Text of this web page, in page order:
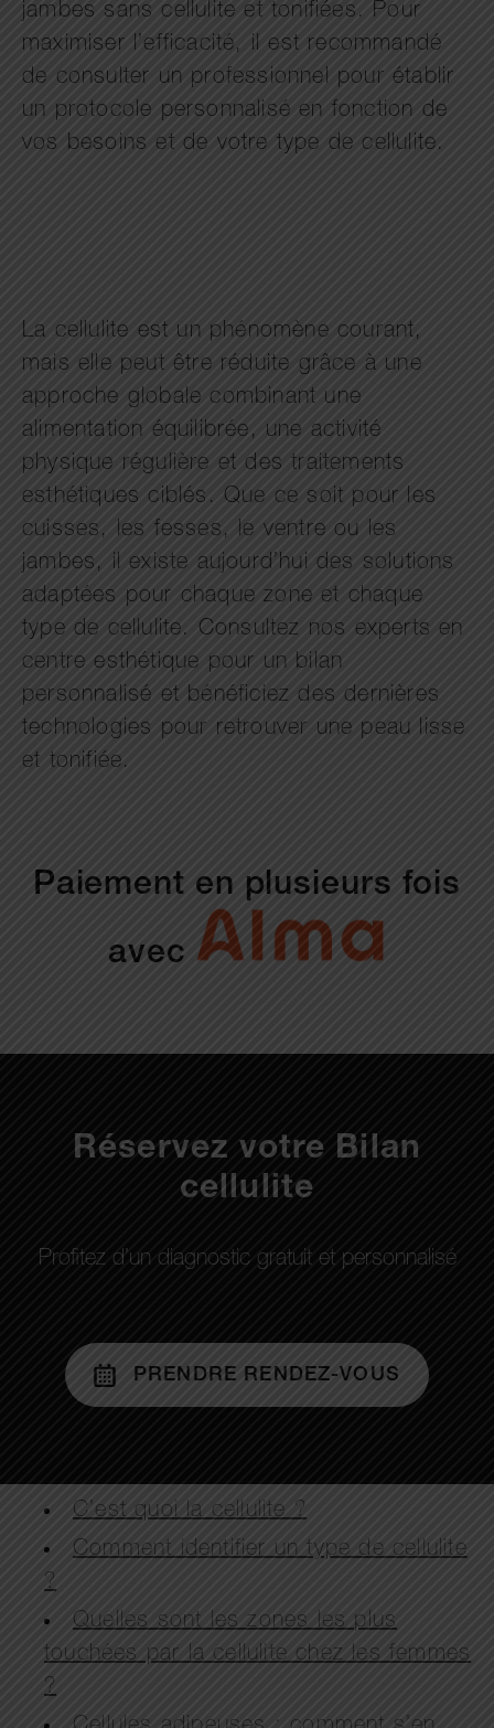
jambes sans cellulite et tonifiées. Pour
maximiser l’efficacité, il est recommandé
de consulter un professionnel pour établir
un protocole personnalisé en fonction de
vos besoins et de votre type de cellulite.
La cellulite est un phénomène courant,
mais elle peut être réduite grâce à une
approche globale combinant une
alimentation équilibrée, une activité
physique régulière et des traitements
esthétiques ciblés. Que ce soit pour les
cuisses, les fesses, le ventre ou les
jambes, il existe aujourd’hui des solutions
adaptées pour chaque zone et chaque
type de cellulite. Consultez nos experts en
centre esthétique pour un bilan
personnalisé et bénéficiez des dernières
technologies pour retrouver une peau lisse
et tonifiée.
Paiement en plusieurs fois
avec
Réservez votre Bilan
cellulite
Profitez d’un diagnostic gratuit et personnalisé
PRENDRE RENDEZ-VOUS
C’est quoi la cellulite ?
Comment identifier un type de cellulite
?
Quelles sont les zones les plus
touchées par la cellulite chez les femmes
?